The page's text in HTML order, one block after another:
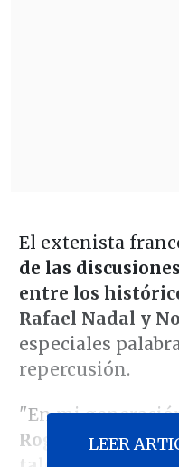
El extenista
de las
entre los
Rafael Nadal y
especiales
repercusión.
"En mi
Roger (Federer)
LEER